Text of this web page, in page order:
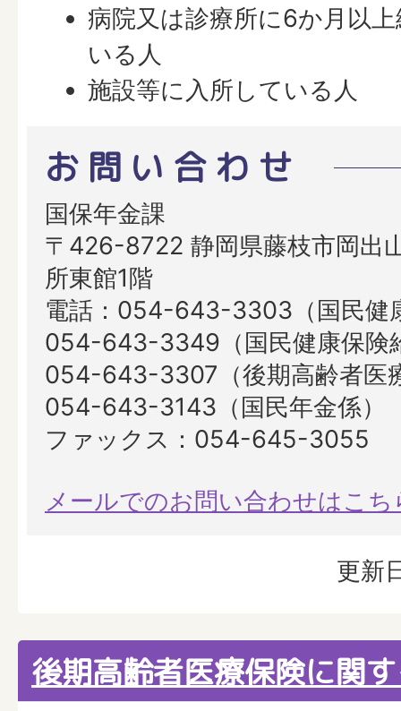
病院又は診療所に6か月以
いる人
施設等に入所している人
お問い合わせ
国保年金課
〒426-8722 静岡県藤枝市岡出
所東館1階
電話：054-643-3303（国民健
054-643-3349（国民健康保険
054-643-3307（後期高齢者医
054-643-3143（国民年金係）
ファックス：054-645-3055
メールでのお問い合わせはこち
更新
後期高齢者医療保険に関